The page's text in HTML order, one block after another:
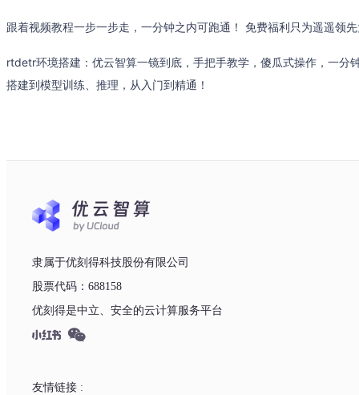
跟着视频教程一步一步走，一分钟之内可跑通！ 免费福利只为遥遥领
rtdetr环境搭建：优云智算一镜到底，手把手教学，傻瓜式操作，一
搭建到模型训练、推理，从入门到精通！
隶属于优刻得科技股份有限公司
股票代码：688158
优刻得是中立、安全的云计算服务平台
友情链接 :